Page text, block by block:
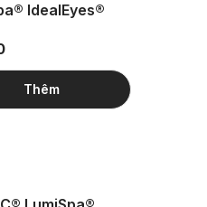
IdealEyes®
Thêm